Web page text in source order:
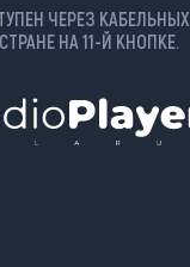
ЧЕРЕЗ КАБЕЛЬНЫХ
НА 11-Й КНОПКЕ.